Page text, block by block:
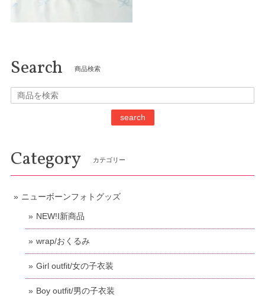
Search 商品検索
search
Category カテゴリー
ニューボーンフォトグッズ
NEW!I新商品
wrap/おくるみ
Girl outfit/女の子衣装
Boy outfit/男の子衣装